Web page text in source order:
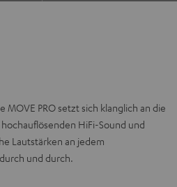
PRO setzt sich klanglich an die
HiFi-Sound und
Lautstärken an jedem
und durch.